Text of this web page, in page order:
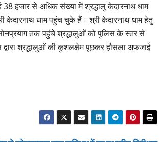
38 हजार से अधिक संख्या में श्रद्धालु केदारनाथ धाम
धाम पहुंच चुके हैं। श्री केदारनाथ धाम हेतु
सोनप्रयाग तक पहुंचे श्रद्धालुओं को पुलिस के स्तर से
द्वारा श्रद्धालुओं की कुशलक्षेम पूछकर हौसला अफजाई